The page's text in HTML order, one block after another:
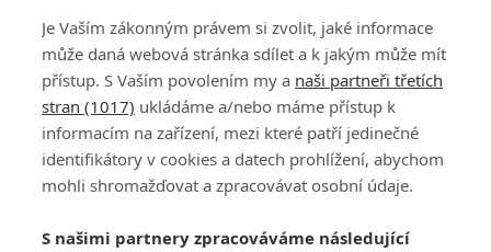
PŘIHLÁSIT
REGISTROVAT
DISKUZE
Šéfredaktorkou webu jePetr Slavík, e-mailserialy@fandimefilmu.cz
Je Vaším zákonným právem si zvolit, jaké informace
může daná webová stránka sdílet a k jakým může mít
přístup. S Vaším povolením my a naši partneři třetích
stran (1017) ukládáme a/nebo máme přístup k
informacím na zařízení, mezi které patří jedinečné
identifikátory v cookies a datech prohlížení, abychom
mohli shromažďovat a zpracovávat osobní údaje.
S našimi partnery zpracováváme následující